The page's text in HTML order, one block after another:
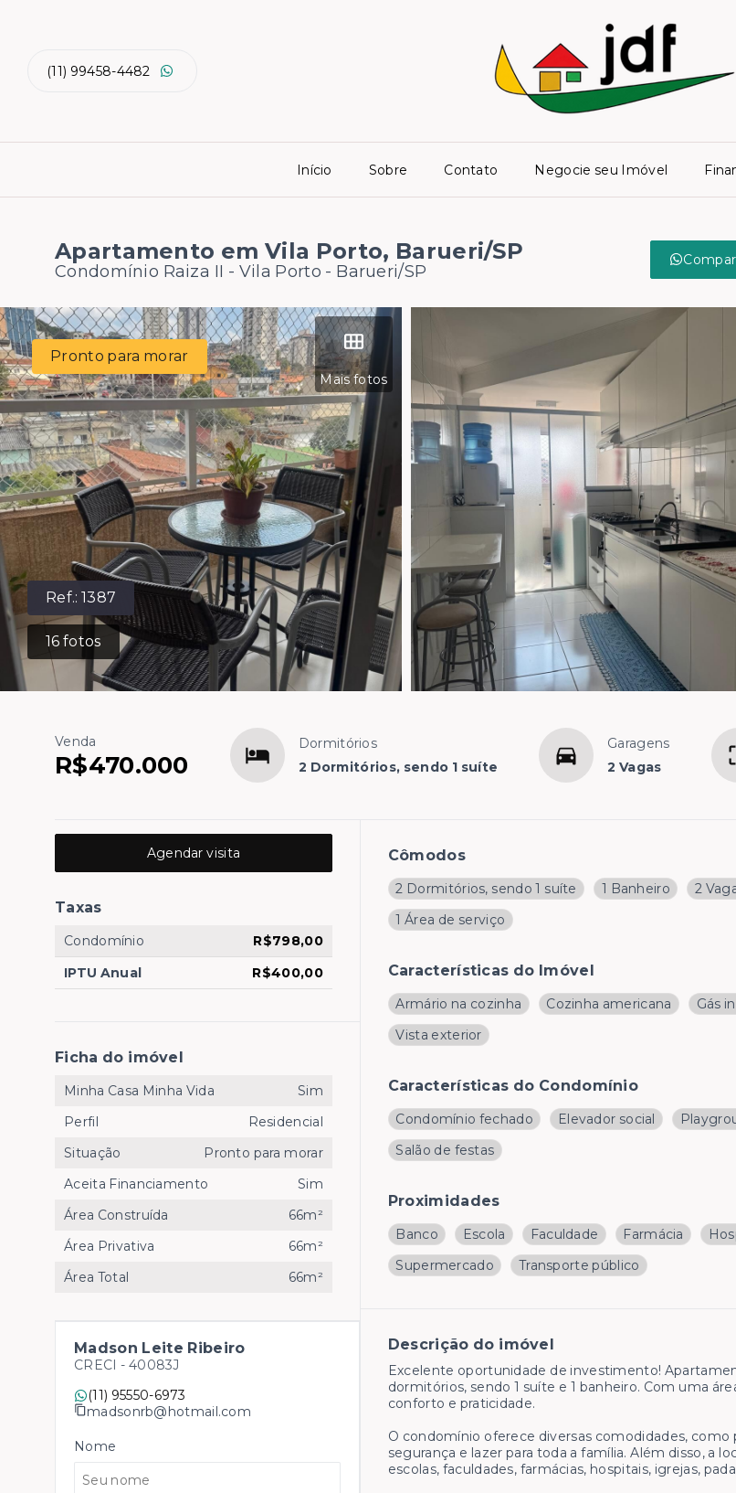
(11) 99458-4482
Início Sobre Contato Negocie seu Imóvel
Apartamento em Vila Porto, Barueri/SP
Condomínio Raiza II - Vila Porto - Barueri/SP
Ref.:1387
16 fotos
Mais fotos
Pronto para morar
Venda
R$470.000
Dormitórios
2 Dormitórios, sendo 1 suíte
Garagens
2 Vagas
Cômodos
2 Dormitórios, sendo 1 suíte 1 Banheiro 2
1 Área de serviço
Características do Imóvel
Armário na cozinha Cozinha americana Gás
Vista exterior
Características do Condomínio
Condomínio fechado Elevador social
Salão de festas
Proximidades
Banco Escola Faculdade Farmácia
Supermercado
Transporte público
Descrição do imóvel
Excelente oportunidade de investimento!
dormitórios, sendo 1 suíte e 1 banheiro. Com uma
conforto e praticidade.
O condomínio oferece diversas comodidades, como
segurança e lazer para toda a família. Além disso, a
escolas, faculdades, farmácias, hospitais, igrejas,
Agendar visita
Taxas
Condomínio
R$798,00
IPTU Anual
R$400,00
Ficha do imóvel
Minha Casa Minha Vida
Sim
Perfil
Residencial
Situação
Pronto para morar
Aceita Financiamento
Sim
Área Construída
66m²
Área Privativa
66m²
Área Total
66m²
Madson Leite Ribeiro
CRECI - 40083J
(11) 95550-6973
madsonrb@hotmail.com
Nome